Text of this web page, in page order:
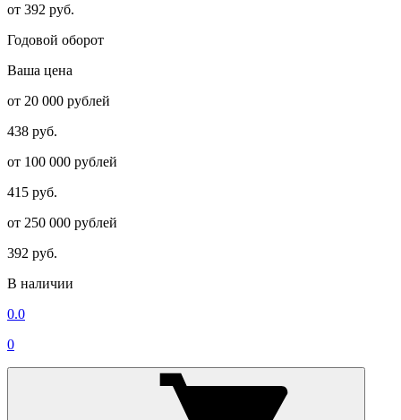
от 392 руб.
Годовой оборот
Ваша цена
от 20 000 рублей
438 руб.
от 100 000 рублей
415 руб.
от 250 000 рублей
392 руб.
В наличии
0.0
0